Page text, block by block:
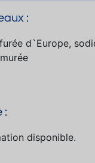
:
d`Europe,
:
disponible.